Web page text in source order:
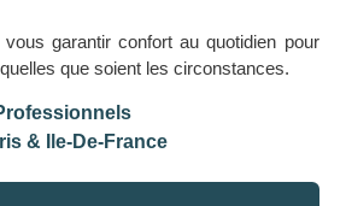
garantir confort au quotidien pour
que soient les circonstances.
& Ile-De-France